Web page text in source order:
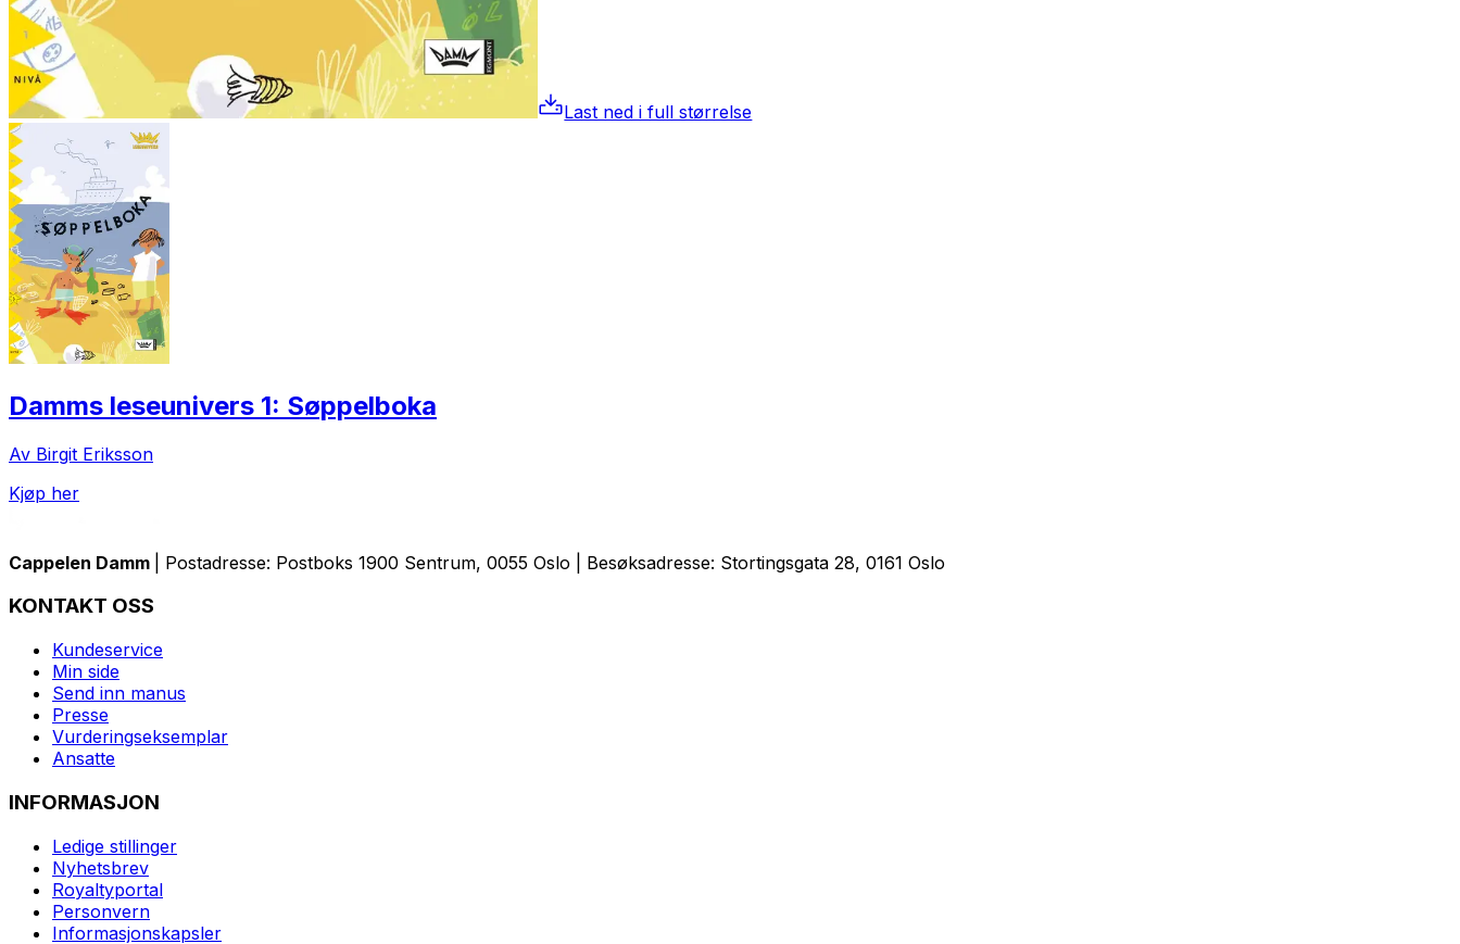
Last ned i full størrelse
Damms leseunivers 1: Søppelboka
Av Birgit Eriksson
Kjøp her
Cappelen Damm | Postadresse: Postboks 1900 Sentrum, 0055 Oslo | Besøksadresse: Stortingsgata 28, 0161 Oslo
KONTAKT OSS
Kundeservice
Min side
Send inn manus
Presse
Vurderingseksemplar
Ansatte
INFORMASJON
Ledige stillinger
Nyhetsbrev
Royaltyportal
Personvern
Informasjonskapsler